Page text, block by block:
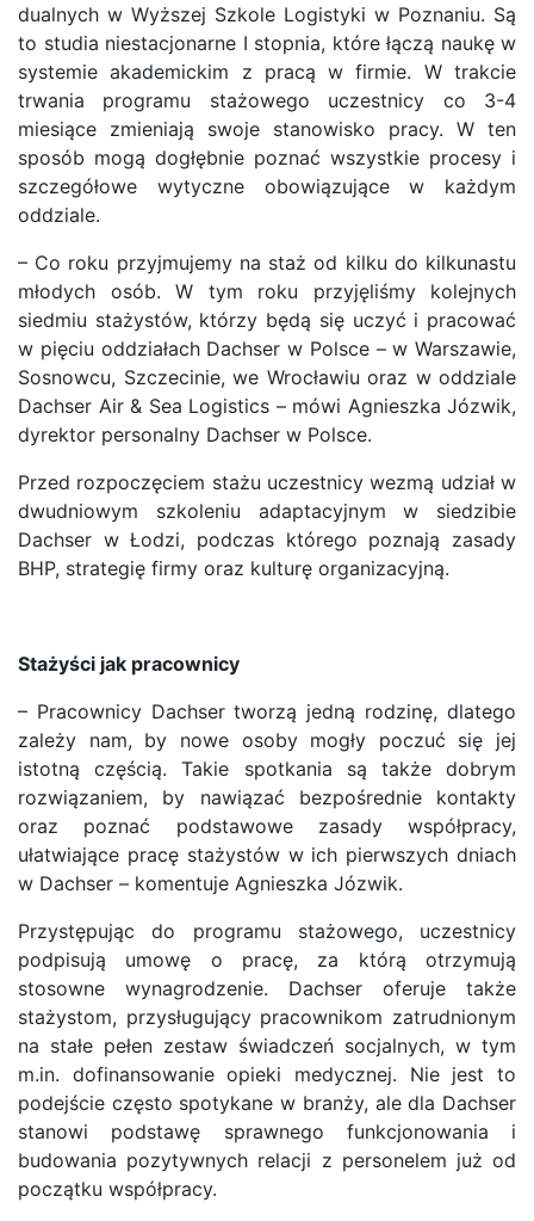
dualnych w Wyższej Szkole Logistyki w Poznaniu. Są
to studia niestacjonarne I stopnia, które łączą naukę w
systemie akademickim z pracą w firmie. W trakcie
trwania programu stażowego uczestnicy co 3-4
miesiące zmieniają swoje stanowisko pracy. W ten
sposób mogą dogłębnie poznać wszystkie procesy i
szczegółowe wytyczne obowiązujące w każdym
oddziale.
– Co roku przyjmujemy na staż od kilku do kilkunastu
młodych osób. W tym roku przyjęliśmy kolejnych
siedmiu stażystów, którzy będą się uczyć i pracować
w pięciu oddziałach Dachser w Polsce – w Warszawie,
Sosnowcu, Szczecinie, we Wrocławiu oraz w oddziale
Dachser Air & Sea Logistics – mówi Agnieszka Józwik,
dyrektor personalny Dachser w Polsce.
Przed rozpoczęciem stażu uczestnicy wezmą udział w
dwudniowym szkoleniu adaptacyjnym w siedzibie
Dachser w Łodzi, podczas którego poznają zasady
BHP, strategię firmy oraz kulturę organizacyjną.
Stażyści jak pracownicy
– Pracownicy Dachser tworzą jedną rodzinę, dlatego
zależy nam, by nowe osoby mogły poczuć się jej
istotną częścią. Takie spotkania są także dobrym
rozwiązaniem, by nawiązać bezpośrednie kontakty
oraz poznać podstawowe zasady współpracy,
ułatwiające pracę stażystów w ich pierwszych dniach
w Dachser – komentuje Agnieszka Józwik.
Przystępując do programu stażowego, uczestnicy
podpisują umowę o pracę, za którą otrzymują
stosowne wynagrodzenie. Dachser oferuje także
stażystom, przysługujący pracownikom zatrudnionym
na stałe pełen zestaw świadczeń socjalnych, w tym
m.in. dofinansowanie opieki medycznej. Nie jest to
podejście często spotykane w branży, ale dla Dachser
stanowi podstawę sprawnego funkcjonowania i
budowania pozytywnych relacji z personelem już od
początku współpracy.